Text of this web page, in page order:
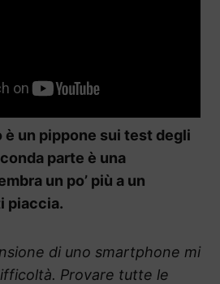
è un pippone sui test degli
parte è una
un po’ più a un
piaccia.
di uno smartphone mi
Provare tutte le